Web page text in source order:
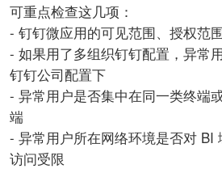
可重点检查这几项：
- 钉钉微应用的可见范围、授权范
- 如果用了多组织钉钉配置，异常
钉钉公司配置下
- 异常用户是否集中在同一类终端
端
- 异常用户所在网络环境是否对 BI
访问受限